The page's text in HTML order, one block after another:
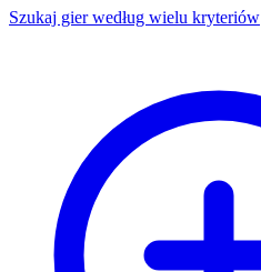
Szukaj gier według wielu kryteriów